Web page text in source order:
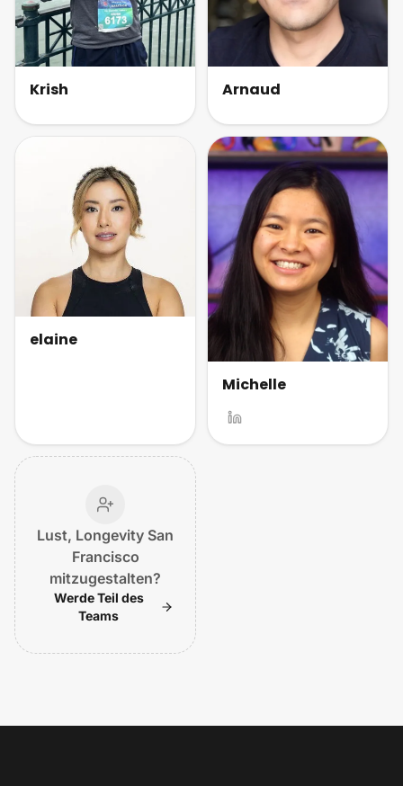
Krish Arnaud
elaine
Michelle
Lust, Longevity San
Francisco
mitzugestalten?
Werde Teil des
Teams